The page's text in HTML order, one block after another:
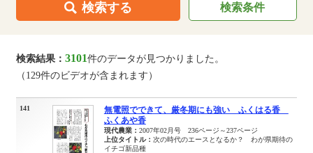
検索する 検索条件
検索結果： 3101件のデータが見つかりました。
（129件のビデオが含まれます）
141
無電照でできて、厳冬期にも強い ふくはる香
ふくあや香
現代農業： 2007年02月号 236ページ～237ページ
上位タイトル： 次の時代のエースとなるか？ わが県期待の
イチゴ新品種